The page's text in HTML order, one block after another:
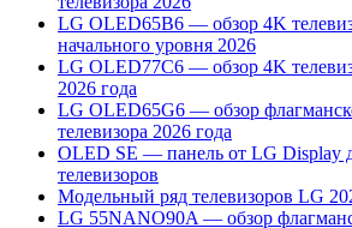
LG OLED65B6 — обзор 4K
начального уровня 2026
LG OLED77C6 — обзор 4K
2026 года
LG OLED65G6 — обзор
телевизора 2026 года
OLED SE — панель от LG Display
телевизоров
Модельный ряд телевизоров LG
LG 55NANO90A — обзор